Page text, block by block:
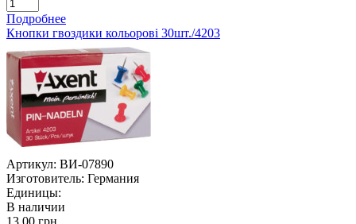
Подробнее
Кнопки гвоздики кольорові 30шт./4203
Артикул: ВИ-07890
Изготовитель: Германия
Единицы:
В наличии
13.00 грн